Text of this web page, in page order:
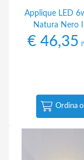
Applique LED
Natura Nero
€46,35
Ordina